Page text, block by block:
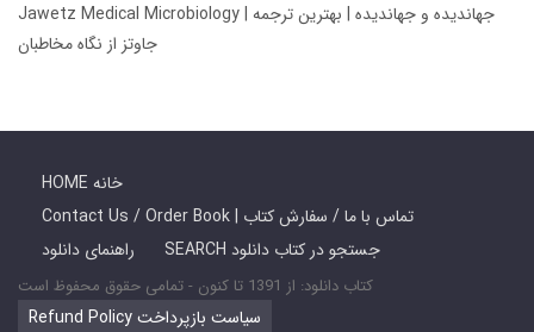
Jawetz Medical Microbiology | جهاندیده و جهاندیده | بهترین ترجمه
جاوتز از نگاه مخاطبان
HOME خانه
Contact Us / Order Book | تماس با ما / سفارش کتاب
راهنمای دانلود
SEARCH جستجو در کتاب دانلود
کتاب دانلود: از 1391 تا کنون - تمامی حقوق محفوظ است
Refund Policy سیاست بازپرداخت